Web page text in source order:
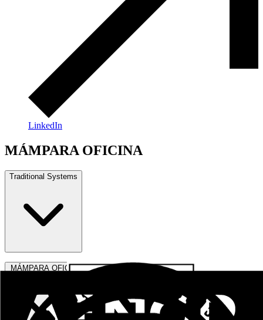
LinkedIn
MÁMPARA OFICINA
Traditional Systems
Practical Series
Practicable Series RPT Channel 16
Sliding - Lifting Series RPT
MÁMPARA OFICINA